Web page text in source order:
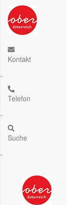
Kontakt
.
Telefon
.
Suche
.